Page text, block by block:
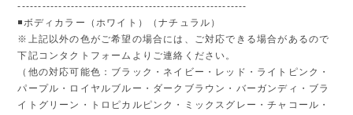
--------------------------------------------------------
◾️ボディカラー（ホワイト）（ナチュラル）
※上記以外の色がご希望の場合には、ご対応できる場合があるので
下記コンタクトフォームよりご連絡ください。
（他の対応可能色：ブラック・ネイビー・レッド・ライトピンク・
パープル・ロイヤルブルー・ダークブラウン・バーガンディ・ブラ
イトグリーン・トロピカルピンク・ミックスグレー・チャコール・